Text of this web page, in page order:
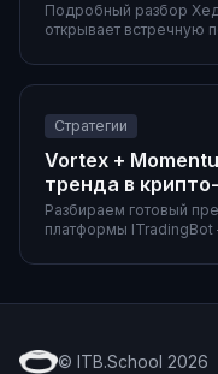
Подробный разбор
открывает встречную
(DCA-сетка и
сравнение с ручным
Стратегии
Vortex +
тренда в
Разбираем готовый
платформы ITradingBot
индикаторов, полная
© ITB.School 2026